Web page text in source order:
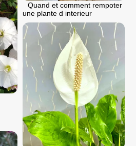
Quand et comment rempoter
une plante d interieur